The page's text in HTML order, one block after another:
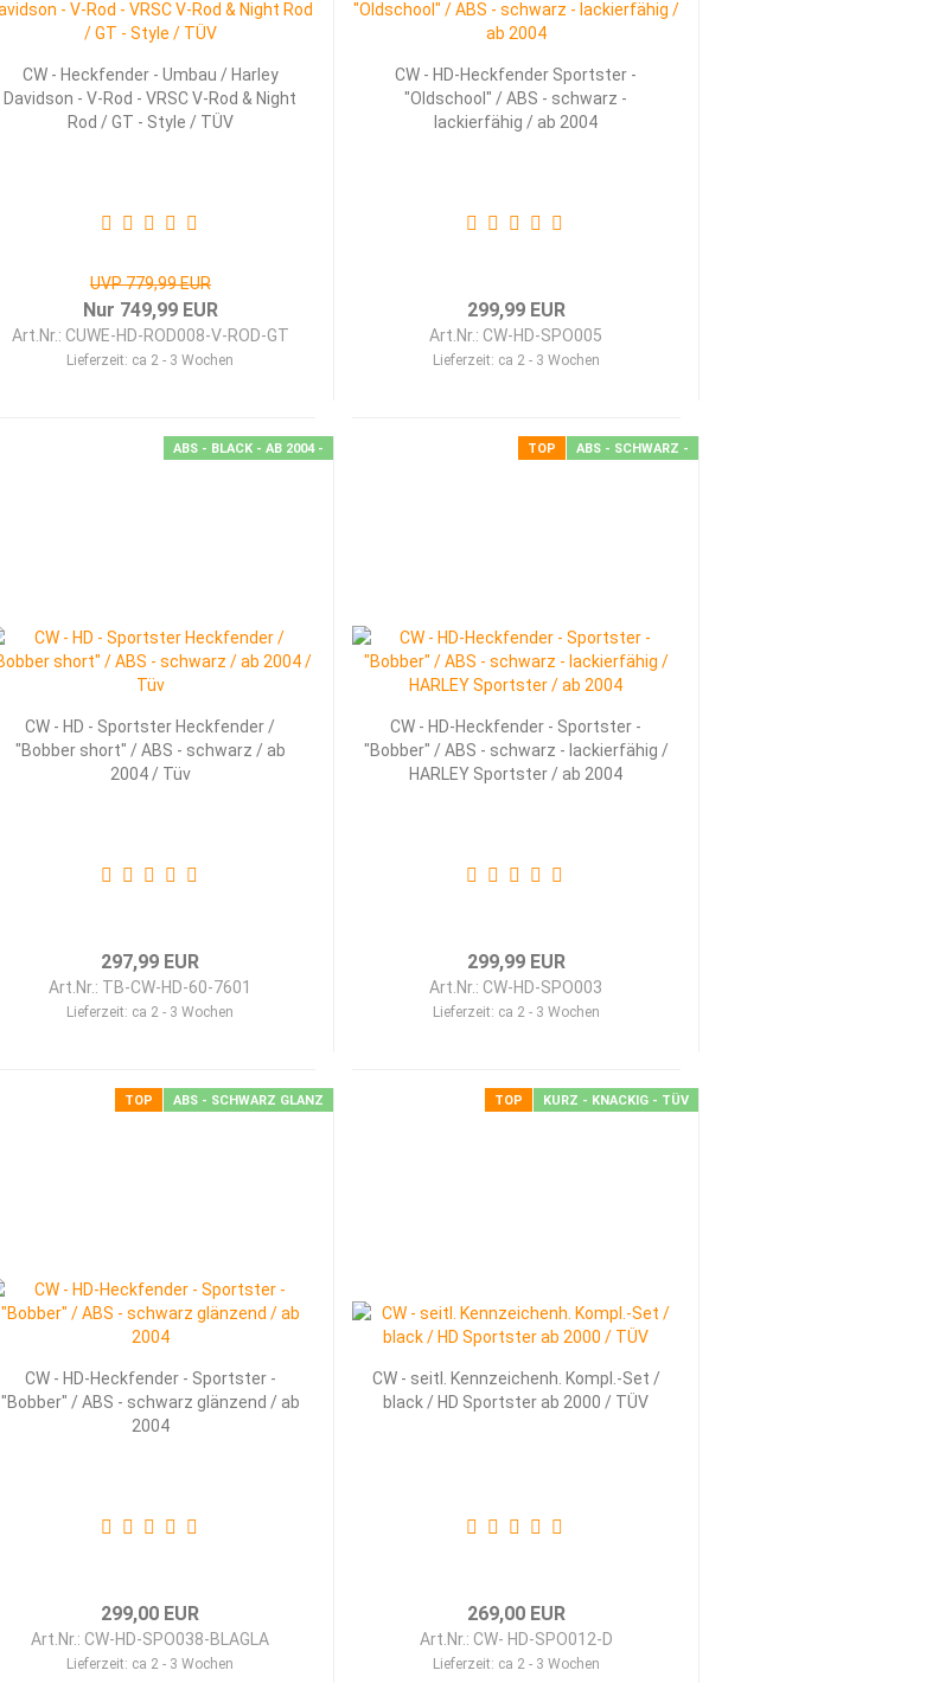
CW - Heckfender - Umbau / Harley
Davidson - V-Rod - VRSC V-Rod & Night
Rod / GT - Style / TÜV
UVP 779,99 EUR
Nur 749,99 EUR
Art.Nr.: CUWE-HD-ROD008-V-ROD-GT
Lieferzeit: ca 2 - 3 Wochen
CW - HD-Heckfender Sportster -
"Oldschool" / ABS - schwarz -
lackierfähig / ab 2004
299,99 EUR
Art.Nr.: CW-HD-SPO005
Lieferzeit: ca 2 - 3 Wochen
ABS - BLACK - AB 2004 -
CW - HD - Sportster Heckfender /
"Bobber short" / ABS - schwarz / ab
2004 / Tüv
297,99 EUR
Art.Nr.: TB-CW-HD-60-7601
Lieferzeit: ca 2 - 3 Wochen
TOP ABS - SCHWARZ -
CW - HD-Heckfender - Sportster -
"Bobber" / ABS - schwarz - lackierfähig /
HARLEY Sportster / ab 2004
299,99 EUR
Art.Nr.: CW-HD-SPO003
Lieferzeit: ca 2 - 3 Wochen
TOP ABS - SCHWARZ GLANZ
CW - HD-Heckfender - Sportster -
"Bobber" / ABS - schwarz glänzend / ab
2004
299,00 EUR
Art.Nr.: CW-HD-SPO038-BLAGLA
Lieferzeit: ca 2 - 3 Wochen
TOP KURZ - KNACKIG - TÜV
CW - seitl. Kennzeichenh. Kompl.-Set /
black / HD Sportster ab 2000 / TÜV
269,00 EUR
Art.Nr.: CW- HD-SPO012-D
Lieferzeit: ca 2 - 3 Wochen